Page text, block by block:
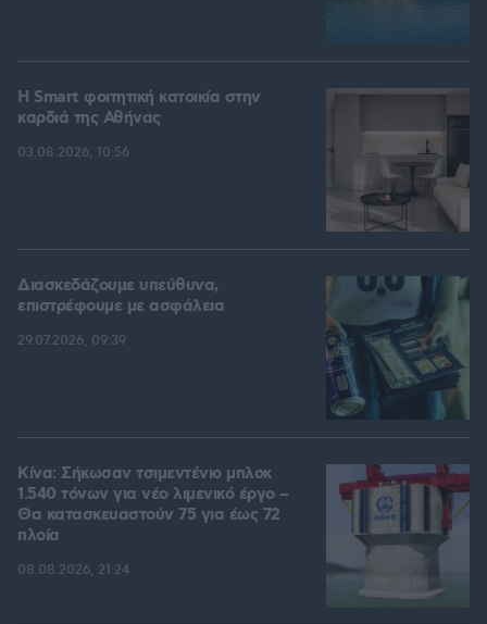
Η Smart φοιτητική κατοικία στην
καρδιά της Αθήνας
03.08.2026, 10:56
Διασκεδάζουμε υπεύθυνα,
επιστρέφουμε με ασφάλεια
29.07.2026, 09:39
Κίνα: Σήκωσαν τσιμεντένιο μπλοκ
1.540 τόνων για νέο λιμενικό έργο –
Θα κατασκευαστούν 75 για έως 72
πλοία
08.08.2026, 21:24